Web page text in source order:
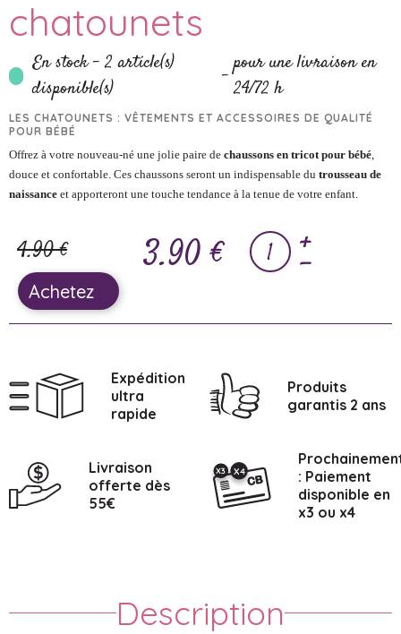
chatounets
En stock- 2 article(s)
disponible(s)
-pour une livraison en
24/72 h
LES CHATOUNETS : VÊTEMENTS ET ACCESSOIRES DE QUALITÉ
POUR BÉBÉ
Offrez à votre nouveau-né une jolie paire de chaussons en tricot pour bébé
douce et confortable. Ces chaussons seront un indispensable du trousseau de
naissance et apporteront une touche tendance à la tenue de votre enfant.
4.90 € 3.90 €
Achetez
Expédition
ultra
rapide
Produits
garantis 2 ans
Livraison
offerte dès
55€
: Paiement
disponible en
x3 ou x4
Description